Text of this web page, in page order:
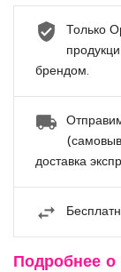
Только
брендом.
доставка
Подробнее о